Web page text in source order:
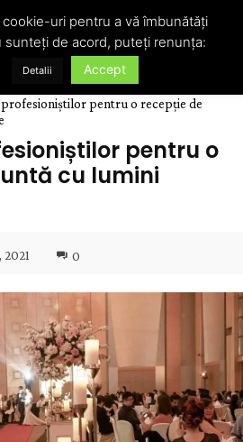
pentru o recepție de
pentru o
cu lumini
2021 0
uri pentru a vă îmbunătăți
sunteți de acord, puteți renunța:
Detalii Accept